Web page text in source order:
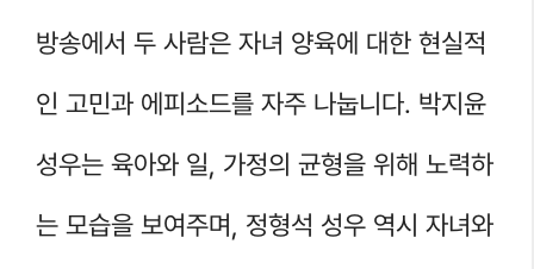
방송에서 두 사람은 자녀 양육에 대한 현실적
인 고민과 에피소드를 자주 나눕니다. 박지윤
성우는 육아와 일, 가정의 균형을 위해 노력하
는 모습을 보여주며, 정형석 성우 역시 자녀와